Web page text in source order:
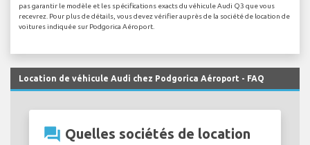
pas garantir le modèle et les spécifications exacts du véhicule Audi Q3 que vous
recevrez. Pour plus de détails, vous devez vérifier auprès de la société de location de
voitures indiquée sur Podgorica Aéroport.
Location de véhicule Audi chez Podgorica Aéroport - FAQ
question_answer Quelles sociétés de location